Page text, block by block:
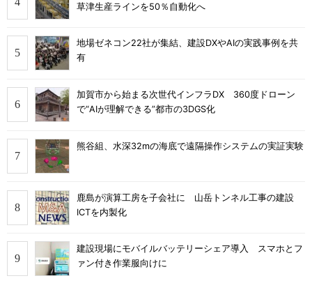
草津生産ラインを50％自動化へ
地場ゼネコン22社が集結、建設DXやAIの実践事例を共
有
加賀市から始まる次世代インフラDX 360度ドローン
で“AIが理解できる”都市の3DGS化
熊谷組、水深32mの海底で遠隔操作システムの実証実験
鹿島が演算工房を子会社に 山岳トンネル工事の建設
ICTを内製化
建設現場にモバイルバッテリーシェア導入 スマホとフ
ァン付き作業服向けに